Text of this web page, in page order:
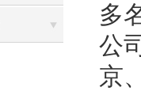
多
公
京